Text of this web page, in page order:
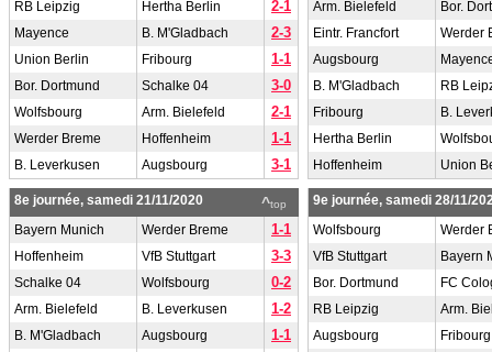
RB Leipzig Hertha Berlin 2-1
Mayence B. M'Gladbach 2-3
Union Berlin Fribourg 1-1
Bor. Dortmund Schalke 04 3-0
Wolfsbourg Arm. Bielefeld 2-1
Werder Breme Hoffenheim 1-1
B. Leverkusen Augsbourg 3-1
Arm. Bielefeld
Bor.
Eintr. Francfort
Werder
Augsbourg
B. M'Gladbach
RB
Fribourg
B.
Hertha Berlin
Hoffenheim
Union
^top
8e journée, samedi 21/11/2020
Bayern Munich
Werder Breme 1-1
Hoffenheim VfB Stuttgart 3-3
Schalke 04 Wolfsbourg 0-2
Arm. Bielefeld B. Leverkusen 1-2
B. M'Gladbach Augsbourg 1-1
9e journée, samedi 28/11/
Wolfsbourg
Werder
VfB Stuttgart
Bayern
Bor. Dortmund
FC
RB Leipzig
Arm.
Augsbourg
Fribourg